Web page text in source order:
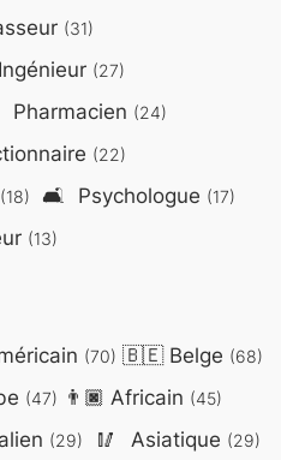
(31)
Ingénieur (27)
Pharmacien (24)
(22)
(18) 🛋️ Psychologue (17)
(13)
(70) 🇧🇪Belge (68)
(47) 👨🏿 Africain (45)
(29) 🥢 Asiatique (29)